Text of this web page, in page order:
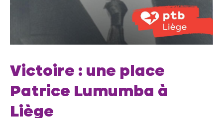
Victoire : une place
Patrice Lumumba à
Liège